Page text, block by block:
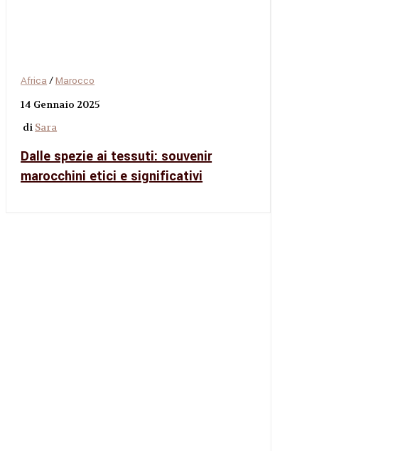
Africa /Marocco
14 Gennaio 2025
di Sara
Dalle spezie ai tessuti: souvenir
marocchini etici e significativi